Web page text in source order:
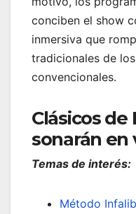
conciben el show
inmersiva que
tradicionales de
convencionales.
Clásicos
sonarán en
Temas de interés:
Método